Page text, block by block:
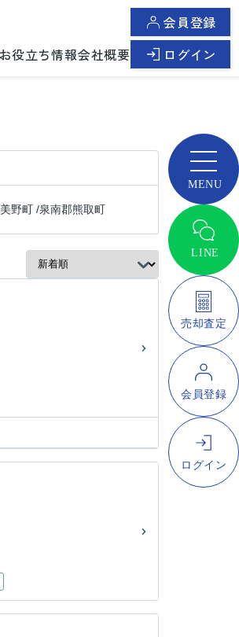
お役立ち情報会社概要
会員登録
ログイン
野町 /泉南郡熊取町